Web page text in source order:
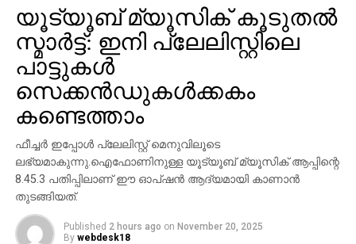
സ്വകാര്യത അമ്മയ്ക്കും കുട്ടിക്കും മാത്രം
അവകാശപ്പെട്ടതാണ്. അങ്ങനെ തന്നെ പബ്ലിക്
സ്ഥലത്തും മുലയൂട്ടിയിട്ടുണ്ട്. ബാഡ് എക്‌സ്പീരിയന്‍സ്
ഉണ്ടായിട്ടില്ല. പിന്നെ എന്റെ കുട്ടിക്കു മറ്റൊരു സ്ത്രീ
മുലയൂട്ടുന്നത് എന്നിലെ അമ്മയ്ക്ക് ചിന്തിക്കാന്‍ പോലും
കഴിയില്ല. അതും അമ്മയാകാത്ത പാല് ചുരത്താത്ത
ഒരു സ്ത്രീയില്‍ നിന്നും. ആ കുഞ്ഞു മനസ്സിനെ വിഡ്ഢി
ആക്കിയിട്ടു എന്തു importance ആണ് ഒരു തുറിച്ചു
നോട്ടത്തിനോ ഒരു ക്യാമ്പയിനോ ഒരമ്മയ്ക്കുള്ളത് ?
This is my personal opinion, if anyone is hurt i am sorry.
യൂട്യൂബ് മ്യൂസിക് കൂടുതല്‍
സ്മാര്‍ട്ട്: ഇനി പ്ലേലിസ്റ്റിലെ
പാട്ടുകള്‍
സെക്കന്‍ഡുകള്‍ക്കകം
കണ്ടെത്താം
ഫീച്ചര്‍ ഇപ്പോള്‍ പ്ലേലിസ്റ്റ് മെനുവിലൂടെ
ലഭ്യമാകുന്നു.ഐഫോണിനുള്ള യൂട്യൂബ് മ്യൂസിക് ആപ്പിന്റെ
8.45.3 പതിപ്പിലാണ് ഈ ഓപ്ഷന്‍ ആദ്യമായി കാണാന്‍
തുടങ്ങിയത്.
Published 2 hours ago on November 20, 2025
By webdesk18